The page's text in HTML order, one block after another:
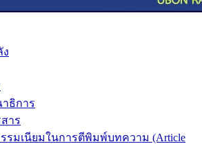
ธิการ
าร
รมเนียมในการตีพิมพ์บทความ (Article